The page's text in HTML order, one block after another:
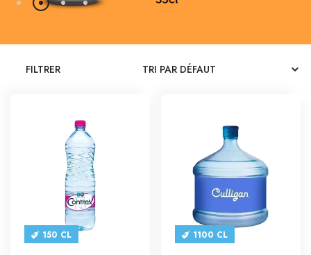
CATALOGUES
CONTACT
SE CONNECTER
FILTRER
150 CL 1100 CL